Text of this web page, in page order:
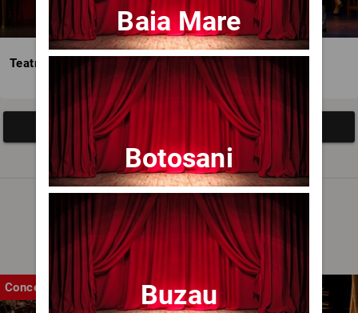
Teatrul Avangardia
Afisați mai multe evenimente
Noutăți
Concert
Baia Mare
Botosani
Buzau